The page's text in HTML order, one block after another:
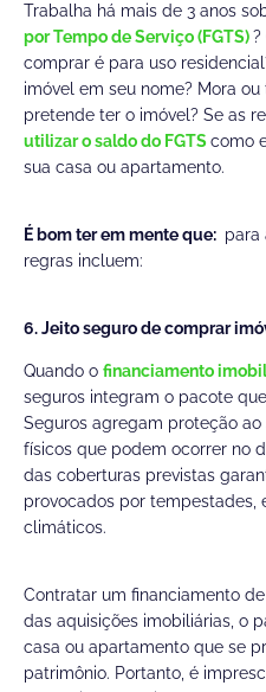
Trabalha há mais de 3 anos
por Tempo de Serviço (FGTS)?
comprar é para uso
imóvel em seu nome? Mora
pretende ter o imóvel? Se as
utilizar o saldo do FGTScomo
sua casa ou apartamento.
É bom ter em mente que: para
regras incluem:
6. Jeito seguro de comprar
Quando o financiamento
seguros integram o pacote
Seguros agregam proteção
físicos que podem ocorrer no
das coberturas previstas
provocados por tempestades,
climáticos.
Contratar um financiamento
das aquisições imobiliárias, o
casa ou apartamento que se
patrimônio. Portanto, é